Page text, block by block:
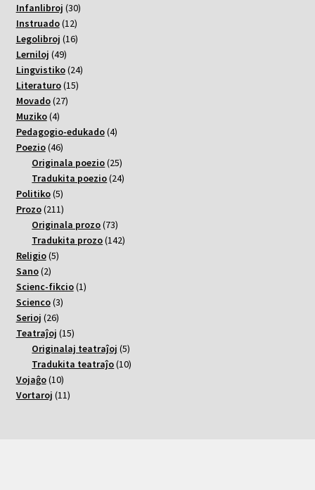
varoj
Infanlibroj 3030
Instruado 1212
varoj
Legolibroj 1616
Lerniloj 4949
varoj
Lingvistiko 2424
Literaturo 1515
Movado 2727
Muziko 44
varoj
Pedagogio-edukado 44
Poezio 4646
varoj
Originala poezio 2525
varoj
Tradukita poezio 2424
Politiko 55
varoj
Prozo 211211
varoj
Originala prozo 7373
varoj
Tradukita prozo 142142
Religio 55
Sano 22
varoj
Scienc-fikcio 11
Scienco 33
Serioj 2626
varoj
Teatraĵoj 1515
varoj
Originalaj teatraĵoj 55
varoj
Tradukita teatraĵo 1010
Vojaĝo 1010
varoj
Vortaroj 1111